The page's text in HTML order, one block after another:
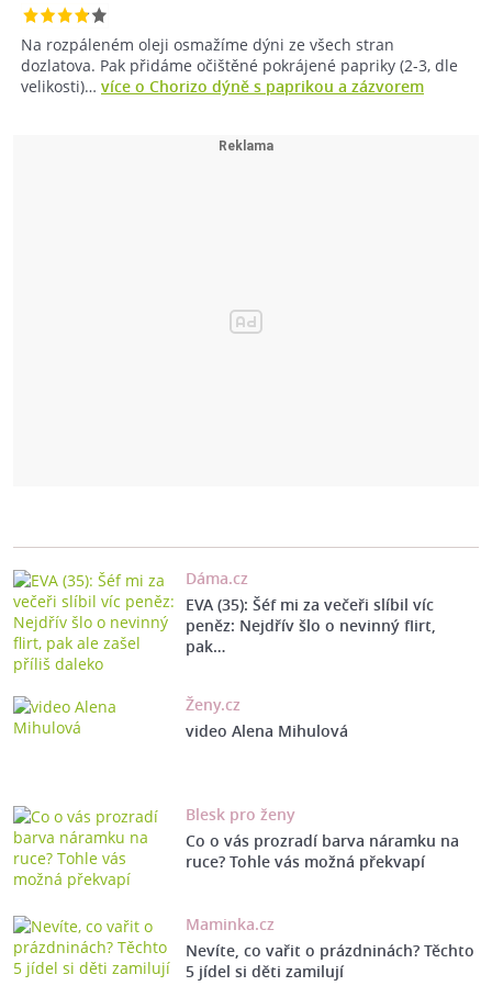
Na rozpáleném oleji osmažíme dýni ze všech stran
dozlatova. Pak přidáme očištěné pokrájené papriky (2-3, dle
velikosti)… více o Chorizo dýně s paprikou a zázvorem
Dáma.cz
EVA (35): Šéf mi za večeři slíbil víc
peněz: Nejdřív šlo o nevinný flirt,
pak…
Ženy.cz
video Alena Mihulová
Blesk pro ženy
Co o vás prozradí barva náramku na
ruce? Tohle vás možná překvapí
Maminka.cz
Nevíte, co vařit o prázdninách? Těchto
5 jídel si děti zamilují